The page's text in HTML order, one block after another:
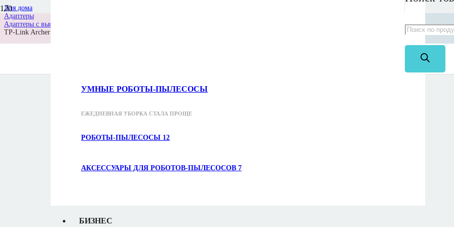
УМНЫЕ РОБОТЫ-ПЫЛЕСОСЫ
ЕЖЕДНЕВНАЯ УБОРКА СТАЛА ПРОЩЕ
РОБОТЫ-ПЫЛЕСОСЫ 12
АКСЕССУАРЫ ДЛЯ РОБОТОВ-ПЫЛЕСОСОВ 7
БИЗНЕС
Для дома
Адаптеры
Адаптеры с высоким коэффициентом усиления
TP-Link Archer TXE50UH